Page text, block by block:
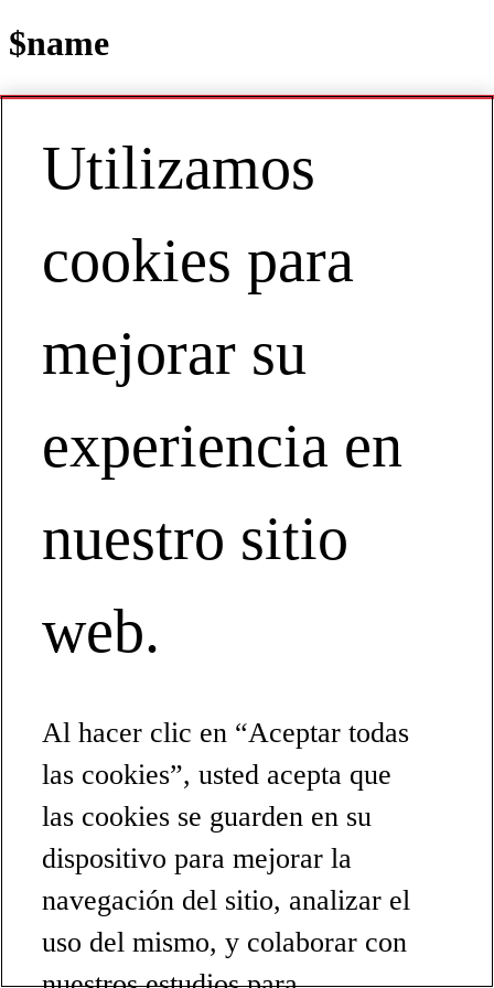
$name
ES | Europe
Blogs
Utilizamos
cookies para
mejorar su
experiencia en
nuestro sitio
web.
Al hacer clic en “Aceptar todas
las cookies”, usted acepta que
las cookies se guarden en su
dispositivo para mejorar la
navegación del sitio, analizar el
uso del mismo, y colaborar con